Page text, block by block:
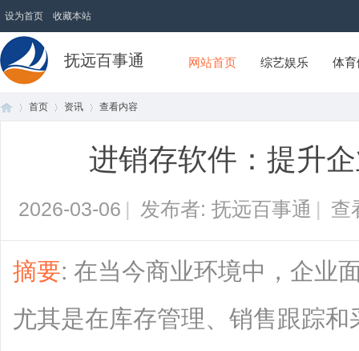
设为首页 收藏本站
抚远百事通 网站首页 综艺娱乐 体
首页 资讯 查看内容
进销存软件：提升
2026-03-06 | 发布者: 抚远百事通 | 查
摘要: 在当今商业环境中，企业
尤其是在库存管理、销售跟踪